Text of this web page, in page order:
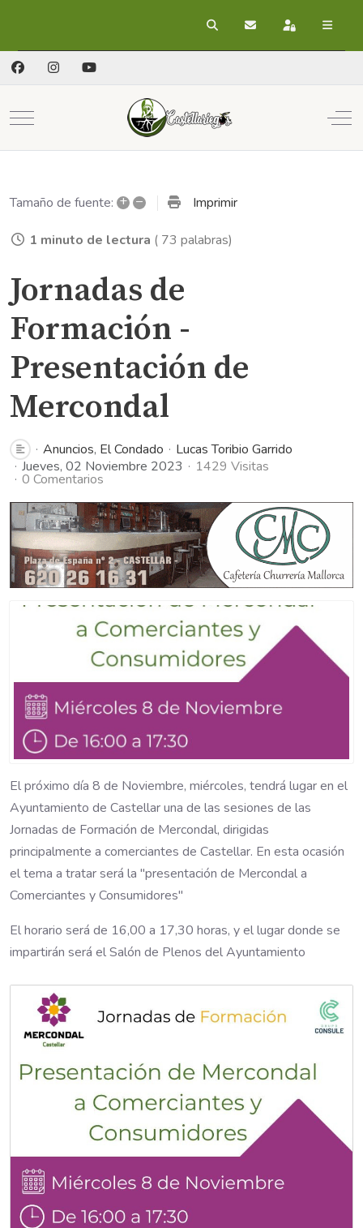
BuscarSuscribirse a las
Registrarse
Mobile Menu Toggle
Tamaño de fuente: + – Imprimir
1 minuto de lectura ( 73 palabras)
Jornadas de
Formación -
Presentación de
Mercondal
Anuncios El Condado
Lucas Toribio Garrido
Jueves, 02 Noviembre 2023
1429 Visitas
0 Comentarios
El próximo día 8 de Noviembre, miércoles, tendrá lugar en el
Ayuntamiento de Castellar una de las sesiones de las
Jornadas de Formación de Mercondal, dirigidas
principalmente a comerciantes de Castellar. En esta ocasión
el tema a tratar será la "presentación de Mercondal a
Comerciantes y Consumidores"
El horario será de 16,00 a 17,30 horas, y el lugar donde se
impartirán será el Salón de Plenos del Ayuntamiento